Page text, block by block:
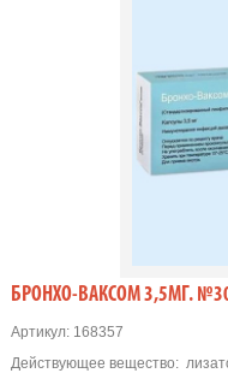
БРОНХО-ВАКСОМ 3,5МГ.
Артикул:168357
Действующее вещество: